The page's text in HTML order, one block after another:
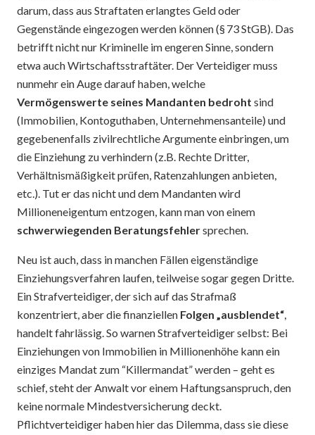
darum, dass aus Straftaten erlangtes Geld oder
Gegenstände eingezogen werden können (§ 73 StGB). Das
betrifft nicht nur Kriminelle im engeren Sinne, sondern
etwa auch Wirtschaftsstraftäter. Der Verteidiger muss
nunmehr ein Auge darauf haben, welche
Vermögenswerte seines Mandanten bedroht sind
(Immobilien, Kontoguthaben, Unternehmensanteile) und
gegebenenfalls zivilrechtliche Argumente einbringen, um
die Einziehung zu verhindern (z.B. Rechte Dritter,
Verhältnismäßigkeit prüfen, Ratenzahlungen anbieten,
etc.). Tut er das nicht und dem Mandanten wird
Millioneneigentum entzogen, kann man von einem
schwerwiegenden Beratungsfehlersprechen.
Neu ist auch, dass in manchen Fällen eigenständige
Einziehungsverfahren laufen, teilweise sogar gegen Dritte.
Ein Strafverteidiger, der sich auf das Strafmaß
konzentriert, aber die finanziellen Folgen „ausblendet“,
handelt fahrlässig. So warnen Strafverteidiger selbst: Bei
Einziehungen von Immobilien in Millionenhöhe kann ein
einziges Mandat zum “Killermandat” werden – geht es
schief, steht der Anwalt vor einem Haftungsanspruch, den
keine normale Mindestversicherung deckt.
Pflichtverteidiger haben hier das Dilemma, dass sie diese